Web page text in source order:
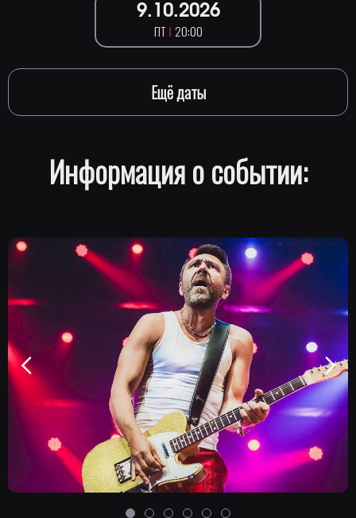
9.10.2026
ПТ 20:00
Ещё даты
Информация о событии: